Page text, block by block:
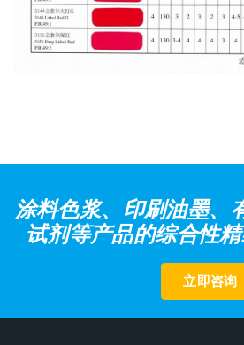
涂料色浆、印刷油墨、
试剂等产品的综合性
立即咨询